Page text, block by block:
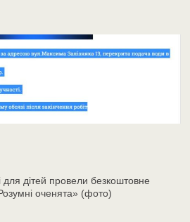
для дітей провели безкоштовне
оченята» (фото)